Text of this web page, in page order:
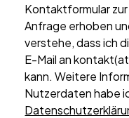
Kontaktformular
Anfrage erhoben
verstehe, dass ich
E-Mail an
kann. Weitere
Nutzerdaten habe